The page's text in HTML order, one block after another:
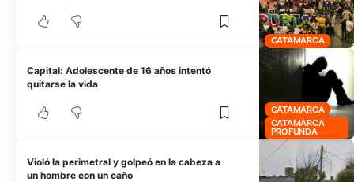
CATAMARCA
CATAMARCA
CATAMARCA
PROFUNDA
Capital: Adolescente de 16 años intentó
quitarse la vida
Violó la perimetral y golpeó en la cabeza a
un hombre con un caño